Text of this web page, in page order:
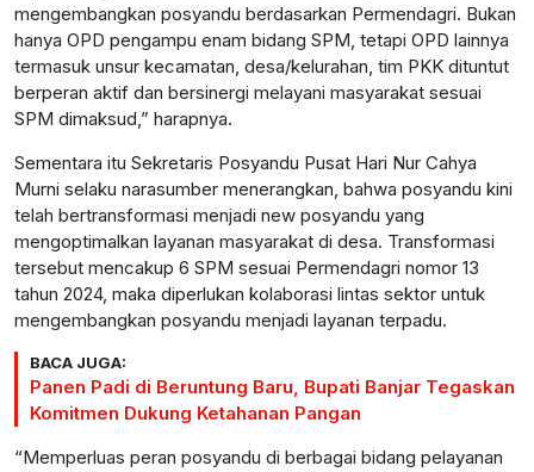
mengembangkan posyandu berdasarkan Permendagri. Bukan
hanya OPD pengampu enam bidang SPM, tetapi OPD lainnya
termasuk unsur kecamatan, desa/kelurahan, tim PKK dituntut
berperan aktif dan bersinergi melayani masyarakat sesuai
SPM dimaksud,” harapnya.
Sementara itu Sekretaris Posyandu Pusat Hari Nur Cahya
Murni selaku narasumber menerangkan, bahwa posyandu kini
telah bertransformasi menjadi new posyandu yang
mengoptimalkan layanan masyarakat di desa. Transformasi
tersebut mencakup 6 SPM sesuai Permendagri nomor 13
tahun 2024, maka diperlukan kolaborasi lintas sektor untuk
mengembangkan posyandu menjadi layanan terpadu.
BACA JUGA:
Panen Padi di Beruntung Baru, Bupati Banjar Tegaskan
Komitmen Dukung Ketahanan Pangan
“Memperluas peran posyandu di berbagai bidang pelayanan